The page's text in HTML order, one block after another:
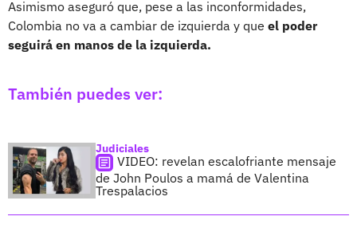
Asimismo aseguró que, pese a las inconformidades,
Colombia no va a cambiar de izquierda y que el poder
seguirá en manos de la izquierda.
También puedes ver:
Judiciales
VIDEO: revelan escalofriante mensaje
de John Poulos a mamá de Valentina
Trespalacios